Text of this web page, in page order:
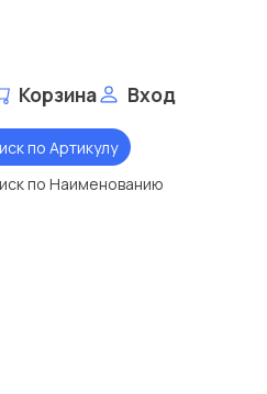
Корзина Вход
по Артикулу
по Наименованию